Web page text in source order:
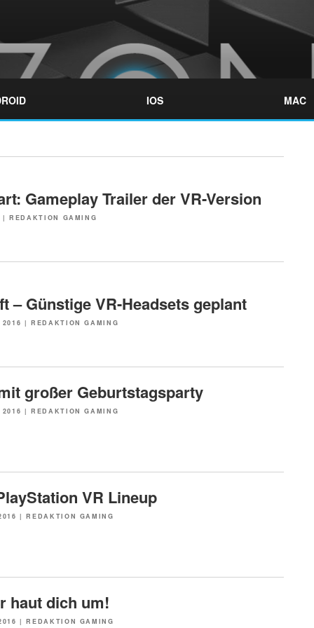
IOS MAC
Gameplay Trailer der VR-Version
|REDAKTION GAMING
– Günstige VR-Headsets geplant
|REDAKTION GAMING
großer Geburtstagsparty
|REDAKTION GAMING
VR Lineup
|REDAKTION GAMING
haut dich um!
|REDAKTION GAMING